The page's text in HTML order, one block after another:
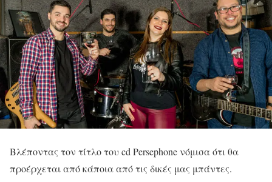
Βλέποντας τον τίτλο του cd Persephone νόμισα ότι θα
προέρχεται από κάποια από τις δικές μας μπάντες.